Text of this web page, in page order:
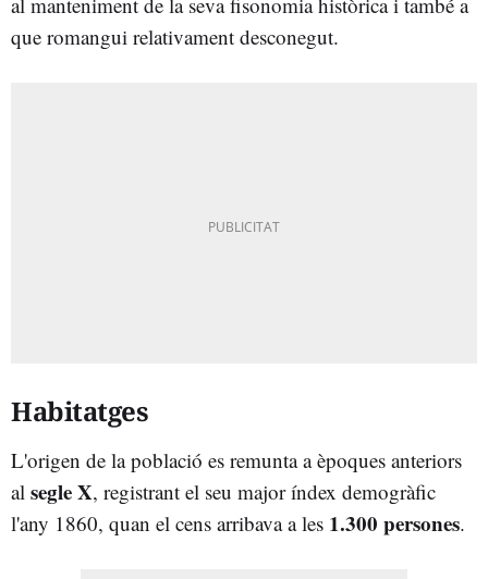
que romangui relativament desconegut.
Habitatges
L'origen de la població es remunta a èpoques anteriors
al segle X, registrant el seu major índex demogràfic
l'any 1860, quan el cens arribava a les 1.300 persones.